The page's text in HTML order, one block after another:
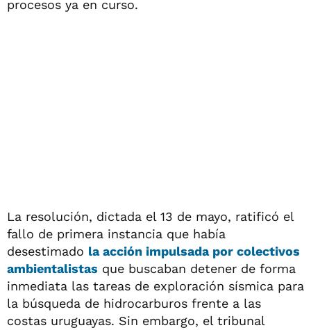
procesos ya en curso.
La resolución, dictada el 13 de mayo, ratificó el
fallo de primera instancia que había
desestimado la acción impulsada por colectivos
ambientalistas que buscaban detener de forma
inmediata las tareas de exploración sísmica para
la búsqueda de hidrocarburos frente a las
costas uruguayas. Sin embargo, el tribunal